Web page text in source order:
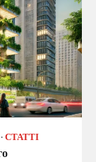
СТАТТІ